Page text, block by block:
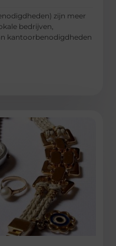
zijn meer
bedrijven,
kantoorbenodigdheden